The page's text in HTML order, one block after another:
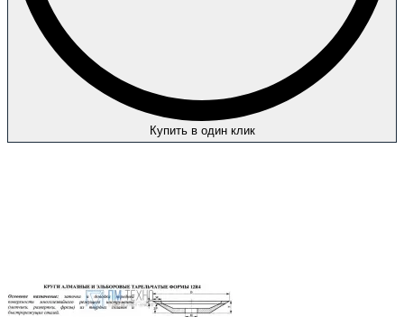
Купить в один клик